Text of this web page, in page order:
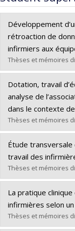
Développement
rétroaction de
infirmiers aux
Thèses et mémoires
Graduate :Rapin,
Cycle :Doctoral
Grade :Ph. D.
Lien vers le
Dotation, travail
analyse de
dans le contexte
Thèses et mémoires
Graduate :Jomaa,
Cycle :Master's
Grade :M. Sc.
Lien vers le
Étude
travail des
Thèses et mémoires
Graduate : Gagné,
Cycle :Master's
Grade :M. Sc.
Lien vers le
La pratique
infirmières selon
Thèses et mémoires